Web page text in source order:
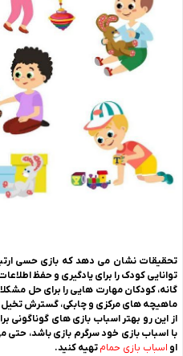
تحقیقات نشان می دهد که بازی حسی
توانایی کودک را برای یادگیری و حفظ
گانه، کودکان مهارت هایی را برای حل
ماهیچه های مرکزی و چابکی، گسترش تخیل
از این رو بهتر اسباب بازی های گوناگونی
با اسباب بازی خود سرگرم بازی باشد، حتی
او اسباب بازی حمامتهیه کنید.